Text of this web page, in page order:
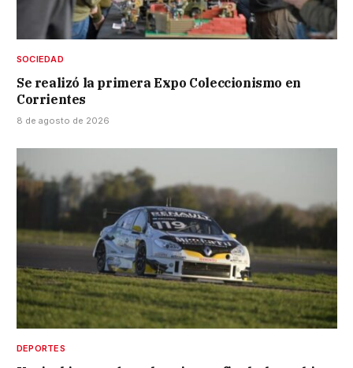
SOCIEDAD
Se realizó la primera Expo Coleccionismo en
Corrientes
8 de agosto de 2026
DEPORTES